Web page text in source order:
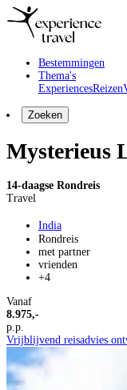
Bestemmingen
Thema's
ExperiencesReizen
Zoeken
Mysterieus
14-daagse Rondreis
Travel
India
Rondreis
met partner
vrienden
+4
Vanaf
8.975,-
p.p.
Vrijblijvend reisadvies